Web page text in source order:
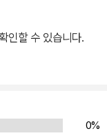
빠르고 정확하게 분
데
부터 케이스별 실무
해부터 다양한 요구
모델링부터 데이터
인할 수 있습니다.
0%